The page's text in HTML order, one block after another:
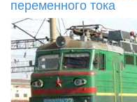
переменного тока